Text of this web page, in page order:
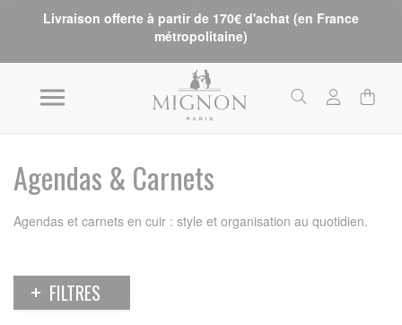
Livraison offerte à partir de 170€ d'achat (en France
métropolitaine)
Agendas & Carnets
Agendas et carnets en cuir : style et organisation au quotidien.
FILTRES